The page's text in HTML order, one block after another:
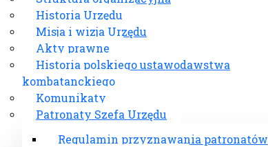
Historia Urzędu
Misja i wizja Urzędu
Akty prawne
Historia polskiego ustawodawstwa
kombatanckiego
Komunikaty
Patronaty Szefa Urzędu
Regulamin przyznawania patronatów